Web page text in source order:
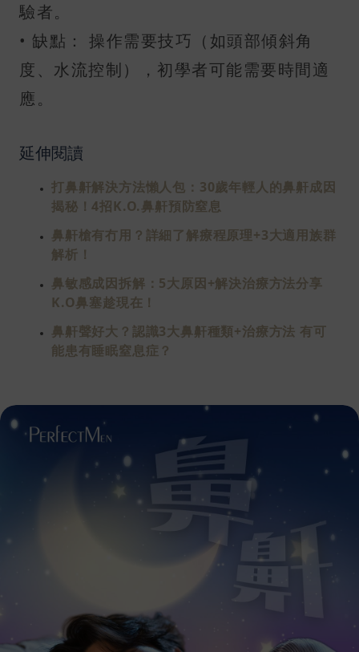
驗者。
• 缺點： 操作需要技巧（如頭部傾斜角
度、水流控制），初學者可能需要時間適
應。
延伸閱讀
打鼻鼾解決方法懶人包：30歲年輕人的鼻鼾成因
揭秘！4招K.O.鼻鼾預防窒息
鼻鼾槍有冇用？詳細了解療程原理+3大適用族群
解析！
鼻敏感成因拆解：5大原因+解決治療方法分享
K.O鼻塞趁現在！
鼻鼾聲好大？認識3大鼻鼾種類+治療方法 有可
能患有睡眠窒息症？